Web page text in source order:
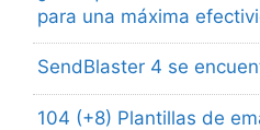
para una máxima
SendBlaster 4 se
104 (+8) Plantillas de